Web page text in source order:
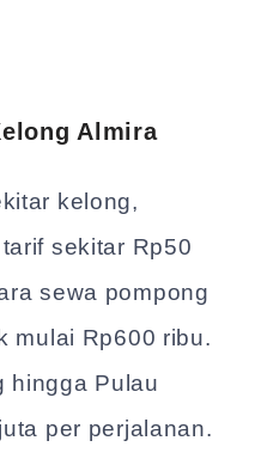
Almira
kelong,
sekitar Rp50
sewa pompong
mulai Rp600 ribu.
hingga Pulau
per perjalanan.